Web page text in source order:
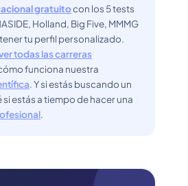
gratuitocon los 5 tests
Holland, Big Five, MMMG
tu perfil personalizado.
todas las carreras
funciona nuestra
. Y si estás buscando un
estás a tiempo de hacer una
.